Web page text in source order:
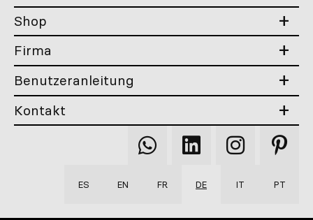
Shop
Firma
Benutzeranleitung
Kontakt
Qooqer
WhatsApp
Qooqer
Linkedin
Qooqer
Instagram
Qooqer
ES EN FR DE IT PT